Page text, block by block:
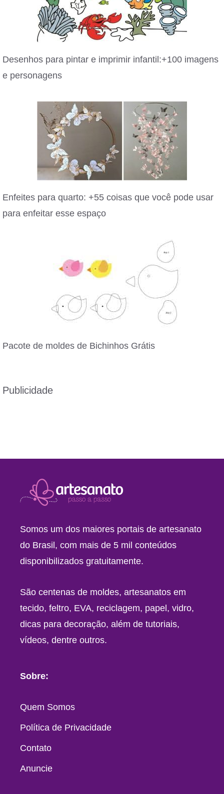
Desenhos para pintar e imprimir infantil:+100 imagens
e personagens
Enfeites para quarto: +55 coisas que você pode usar
para enfeitar esse espaço
Pacote de moldes de Bichinhos Grátis
Publicidade
Somos um dos maiores portais de artesanato
do Brasil, com mais de 5 mil conteúdos
disponibilizados gratuitamente.
São centenas de moldes, artesanatos em
tecido, feltro, EVA, reciclagem, papel, vidro,
dicas para decoração, além de tutoriais,
vídeos, dentre outros.
Sobre:
Quem Somos
Política de Privacidade
Contato
Anuncie